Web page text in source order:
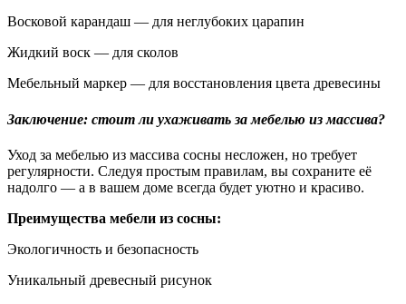
Восковой карандаш — для неглубоких царапин
Жидкий воск — для сколов
Мебельный маркер — для восстановления цвета древесины
Заключение: стоит ли ухаживать за мебелью из массива?
Уход за мебелью из массива сосны несложен, но требует
регулярности. Следуя простым правилам, вы сохраните её
надолго — а в вашем доме всегда будет уютно и красиво.
Преимущества мебели из сосны:
Экологичность и безопасность
Уникальный древесный рисунок